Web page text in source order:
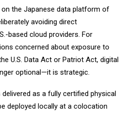
the Japanese data platform of
avoiding direct
based cloud providers. For
concerned about exposure to
U.S. Data Act or Patriot Act, digital
optional—it is strategic.
delivered as a fully certified physical
deployed locally at a colocation